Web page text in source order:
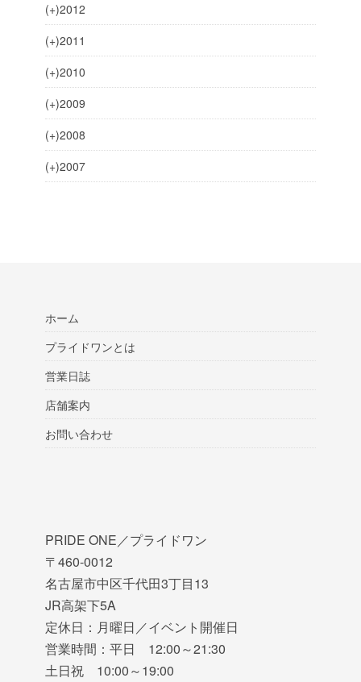
(+)2012
(+)2011
(+)2010
(+)2009
(+)2008
(+)2007
ホーム
プライドワンとは
営業日誌
店舗案内
お問い合わせ
PRIDE ONE／プライドワン
〒460-0012
名古屋市中区千代田3丁目13
JR高架下5A
定休日：月曜日／イベント開催日
営業時間：平日 12:00～21:30
土日祝 10:00～19:00